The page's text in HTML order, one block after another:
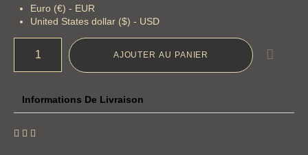
Euro (€) - EUR
United States dollar ($) - USD
AJOUTER AU PANIER
Informations De Livraison